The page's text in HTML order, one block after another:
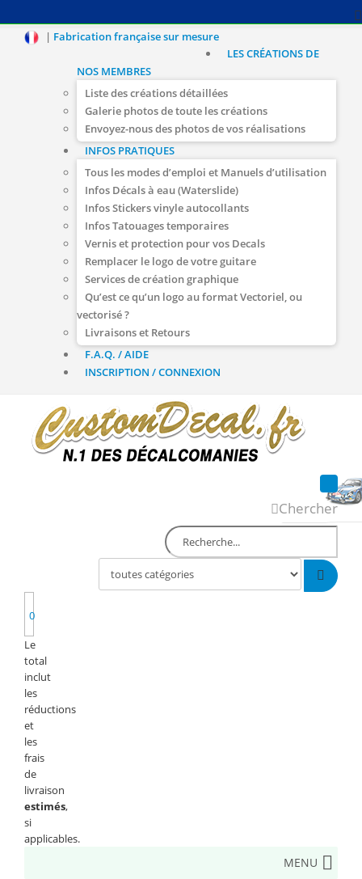
| Fabrication française sur mesure
LES CRÉATIONS DE
NOS MEMBRES
Liste des créations détaillées
Galerie photos de toute les créations
Envoyez-nous des photos de vos réalisations
INFOS PRATIQUES
Tous les modes d’emploi et Manuels d’utilisation
Infos Décals à eau (Waterslide)
Infos Stickers vinyle autocollants
Infos Tatouages temporaires
Vernis et protection pour vos Decals
Remplacer le logo de votre guitare
Services de création graphique
Qu’est ce qu’un logo au format Vectoriel, ou
vectorisé ?
Livraisons et Retours
F.A.Q. / AIDE
INSCRIPTION / CONNEXION
Chercher
0
Le
total
inclut
les
réductions
et
les
frais
de
livraison
estimés,
si
applicables.
MENU